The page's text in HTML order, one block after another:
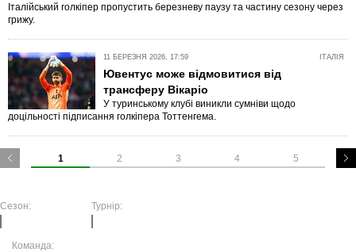
Італійський голкіпер пропустить березневу паузу та частину сезону через
грижу.
ІТАЛІЯ
11 БЕРЕЗНЯ 2026, 17:59
Ювентус може відмовитися від
трансферу Вікаріо
У туринському клубі виникли сумніви щодо
доцільності підписання голкіпера Тоттенгема.
1 2 3 4 5
Сезон: Турнір:
Команда: